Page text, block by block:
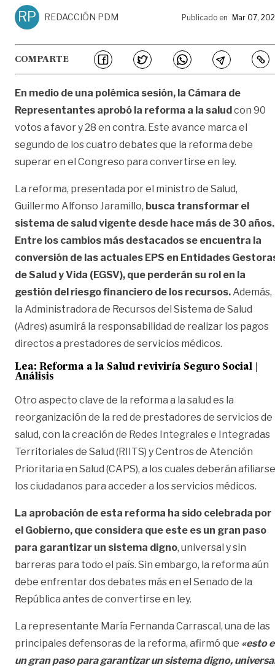
RP REDACCIÓN PDM Publicado en Mar 07,
COMPARTE
En medio de una polémica sesión, la Cámara de
Representantes aprobó la reforma a la saludcon 90
votos a favor y 28 en contra. Este avance marca el
segundo de los cuatro debates que la reforma debe
superar en el Congreso para convertirse en ley.
La reforma, presentada por el ministro de Salud,
Guillermo Alfonso Jaramillo, busca transformar el
sistema de salud vigente desde hace más de 30 años.
Entre los cambios más destacados se encuentra la
conversión de las actuales EPS en Entidades
de Salud y Vida (EGSV), que perderán su rol en la
gestión del riesgo financiero de los recursos. Además,
la Administradora de Recursos del Sistema de Salud
(Adres) asumirá la responsabilidad de realizar los pagos
directos a prestadores de servicios médicos.
Lea: Reforma a la Salud reviviría Seguro Social |
Análisis
Otro aspecto clave de la reforma a la salud es la
reorganización de la red de prestadores de servicios de
salud, con la creación de Redes Integrales e Integradas
Territoriales de Salud (RIITS) y Centros de Atención
Prioritaria en Salud (CAPS), a los cuales deberán afiliarse
los ciudadanos para acceder a los servicios médicos.
La aprobación de esta reforma ha sido celebrada por
el Gobierno, que considera que este es un gran paso
para garantizar un sistema digno, universal y sin
barreras para todo el país. Sin embargo, la reforma aún
debe enfrentar dos debates más en el Senado de la
República antes de convertirse en ley.
La representante María Fernanda Carrascal, una de las
principales defensoras de la reforma, afirmó que «esto
un gran paso para garantizar un sistema digno,